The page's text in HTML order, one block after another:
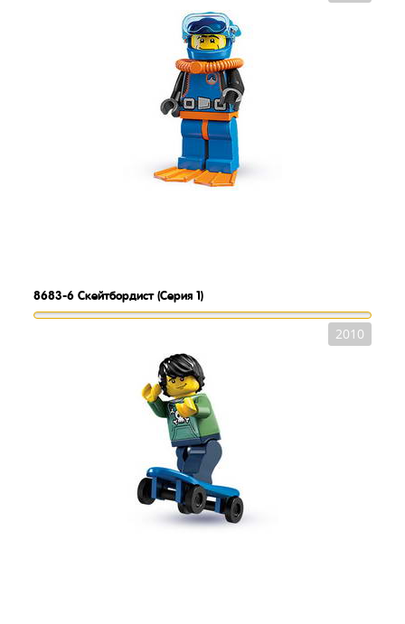
8683-6 Скейтбордист (Серия 1)
2010